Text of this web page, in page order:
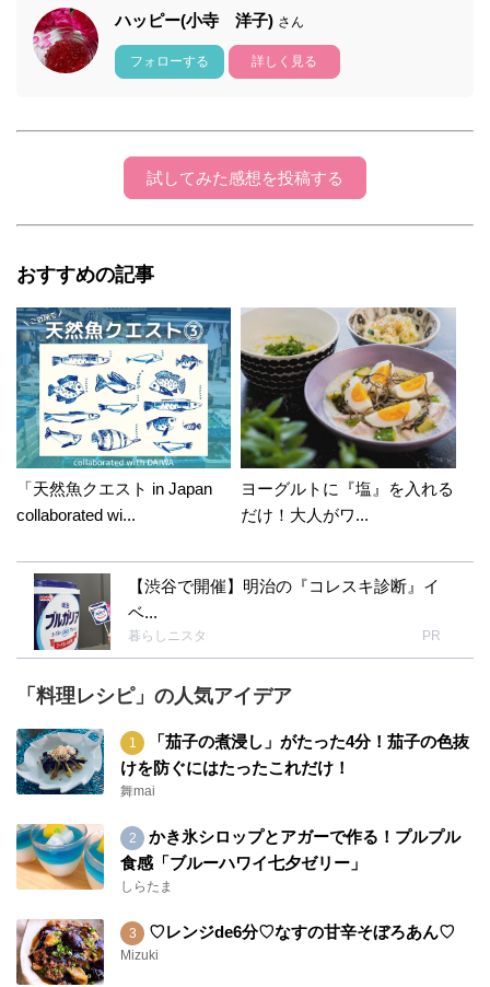
ハッピー(小寺 洋子) さん
フォローする 詳しく見る
試してみた感想を投稿する
おすすめの記事
「天然魚クエスト in Japan
collaborated wi...
ヨーグルトに『塩』を入れる
だけ！大人がワ...
【渋谷で開催】明治の『コレスキ診断』イ
ベ...
暮らしニスタ PR
「料理レシピ」の人気アイデア
「茄子の煮浸し」がたった4分！茄子の色抜
けを防ぐにはたったこれだけ！
舞mai
かき氷シロップとアガーで作る！プルプル
食感「ブルーハワイ七夕ゼリー」
しらたま
♡レンジde6分♡なすの甘辛そぼろあん♡
Mizuki